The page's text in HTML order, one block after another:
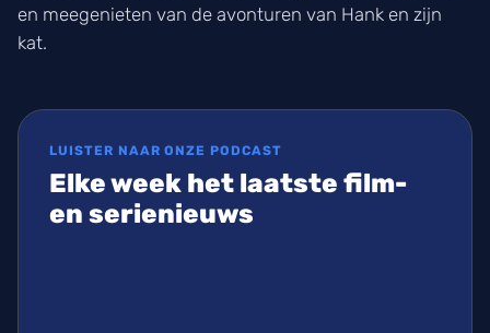
en meegenieten van de avonturen van Hank en zijn
kat.
LUISTER NAAR ONZE PODCAST
Elke week het laatste film-
en serienieuws